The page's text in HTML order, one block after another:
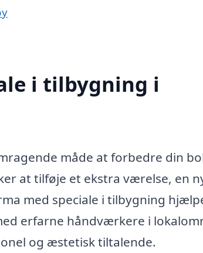
i tilbygning i
måde at forbedre din
at tilføje et ekstra værelse, en
med speciale i tilbygning
erfarne håndværkere i
og æstetisk tiltalende.